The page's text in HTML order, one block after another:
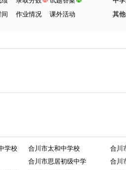
作业情况 课外活动 其他
学校 合川市太和中学校
合川
合川市思居初级中学
合川